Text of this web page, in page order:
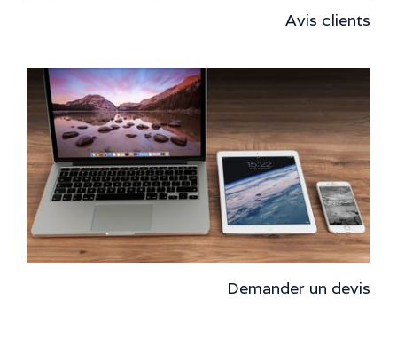
Avis clients
Demander un devis